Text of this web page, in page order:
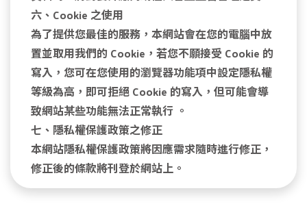
六、Cookie 之使用
為了提供您最佳的服務，本網站會在您的電腦中放
置並取用我們的 Cookie，若您不願接受 Cookie 的
寫入，您可在您使用的瀏覽器功能項中設定隱私權
等級為高，即可拒絕 Cookie 的寫入，但可能會導
致網站某些功能無法正常執行 。
七、隱私權保護政策之修正
本網站隱私權保護政策將因應需求隨時進行修正，
修正後的條款將刊登於網站上。